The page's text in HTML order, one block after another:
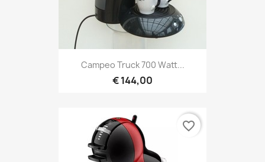
Campeo Truck 700 Watt...
€ 144,00
favorite_border